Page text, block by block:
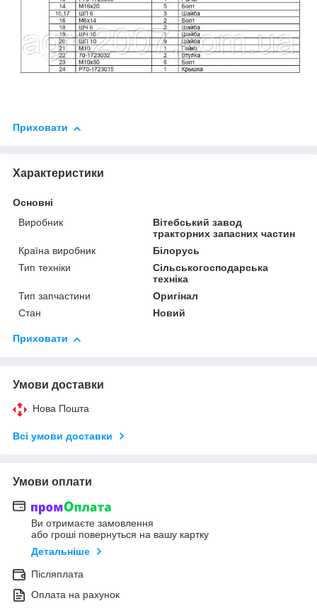
Приховати
Характеристики
Основні
Виробник
Вітебський завод
тракторних запасних частин
Країна виробник
Білорусь
Тип техніки
Сільськогосподарська
техніка
Тип запчастини
Оригінал
Стан
Новий
Приховати
Умови доставки
Нова Пошта
Всі умови доставки
Умови оплати
Ви отримаєте замовлення
або гроші повернуться на вашу картку
Детальніше
Післяплата
Оплата на рахунок